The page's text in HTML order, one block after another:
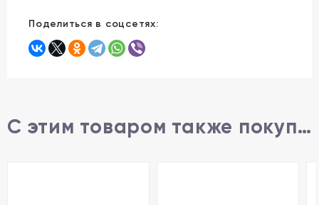
Поделиться в соцсетях:
С этим товаром также покупают